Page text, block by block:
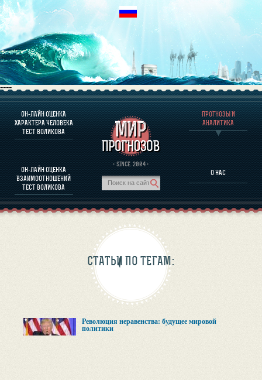
----
ОН-ЛАЙН ОЦЕНКА
ХАРАКТЕРА ЧЕЛОВЕКА
ТЕСТ ВОЛИКОВА
ОН-ЛАЙН ОЦЕНКА
ВЗАИМООТНОШЕНИЙ
ТЕСТ ВОЛИКОВА
· SINCE. 2004 ·
ПРОГНОЗЫ И
АНАЛИТИКА
О НАС
О ПРОГРАММЕ
ОЦЕНКА ХАРАКТЕРA ЧЕЛОВЕКА
ОЦЕНКА ХАРАКТЕРА ВЫДАЮЩИХСЯ ЛИЧНОСТЕЙ
О ПРОГРАММЕ
ПРОГНОЗЫ И АНАЛИТИКА
СТАТЬИ ПО ТЕГАМ:
Революция неравенства: будущее мировой
политики